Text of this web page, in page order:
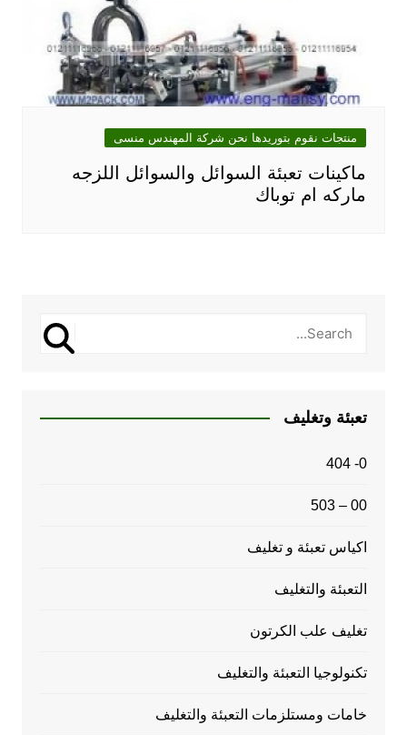
منتجات نقوم بتوريدها نحن شركة المهندس منسى
ماكينات تعبئة السوائل والسوائل اللزجه
ماركه ام توباك
تعبئة وتغليف
0- 404
00 – 503
اكياس تعبئة و تغليف
التعبئة والتغليف
تغليف علب الكرتون
تكنولوجيا التعبئة والتغليف
خامات ومستلزمات التعبئة والتغليف